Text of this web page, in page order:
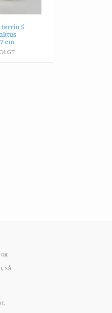
terrin 5
cm
så